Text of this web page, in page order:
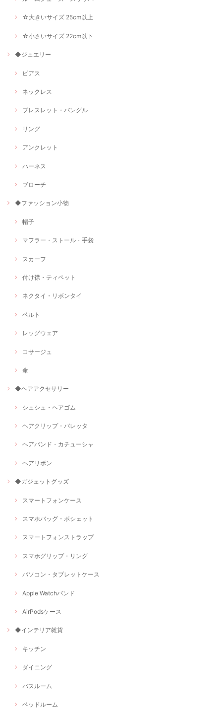
☆大きいサイズ 25cm以上
☆小さいサイズ 22cm以下
◆ジュエリー
ピアス
ネックレス
ブレスレット・バングル
リング
アンクレット
ハーネス
ブローチ
◆ファッション小物
帽子
マフラー・ストール・手袋
スカーフ
付け襟・ティペット
ネクタイ・リボンタイ
ベルト
レッグウェア
コサージュ
傘
◆ヘアアクセサリー
シュシュ・ヘアゴム
ヘアクリップ・バレッタ
ヘアバンド・カチューシャ
ヘアリボン
◆ガジェットグッズ
スマートフォンケース
スマホバッグ・ポシェット
スマートフォンストラップ
スマホグリップ・リング
パソコン・タブレットケース
Apple Watchバンド
AirPodsケース
◆インテリア雑貨
キッチン
ダイニング
バスルーム
ベッドルーム